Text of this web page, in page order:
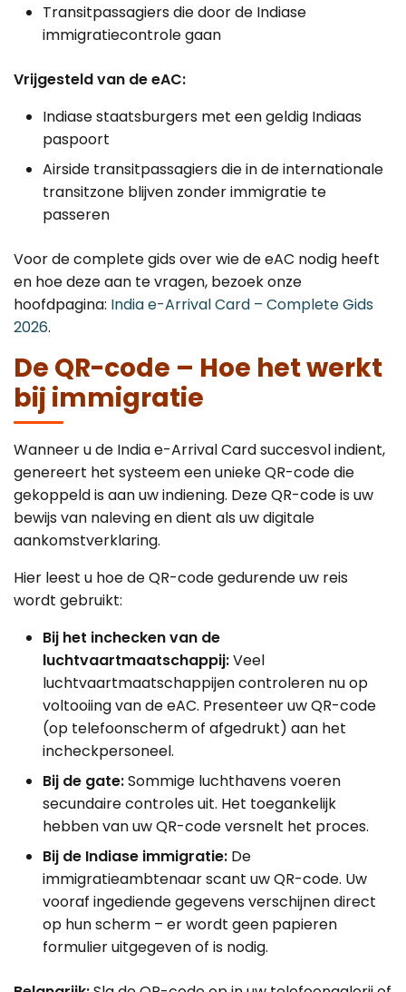
Transitpassagiers die door de Indiase
immigratiecontrole gaan
Vrijgesteld van de eAC:
Indiase staatsburgers met een geldig Indiaas
paspoort
Airside transitpassagiers die in de internationale
transitzone blijven zonder immigratie te
passeren
Voor de complete gids over wie de eAC nodig heeft
en hoe deze aan te vragen, bezoek onze
hoofdpagina: India e-Arrival Card – Complete Gids
2026.
De QR-code – Hoe het werkt
bij immigratie
Wanneer u de India e-Arrival Card succesvol indient,
genereert het systeem een unieke QR-code die
gekoppeld is aan uw indiening. Deze QR-code is uw
bewijs van naleving en dient als uw digitale
aankomstverklaring.
Hier leest u hoe de QR-code gedurende uw reis
wordt gebruikt:
Bij het inchecken van de
luchtvaartmaatschappij:Veel
luchtvaartmaatschappijen controleren nu op
voltooiing van de eAC. Presenteer uw QR-code
(op telefoonscherm of afgedrukt) aan het
incheckpersoneel.
Bij de gate:Sommige luchthavens voeren
secundaire controles uit. Het toegankelijk
hebben van uw QR-code versnelt het proces.
Bij de Indiase immigratie: De
immigratieambtenaar scant uw QR-code. Uw
vooraf ingediende gegevens verschijnen direct
op hun scherm – er wordt geen papieren
formulier uitgegeven of is nodig.